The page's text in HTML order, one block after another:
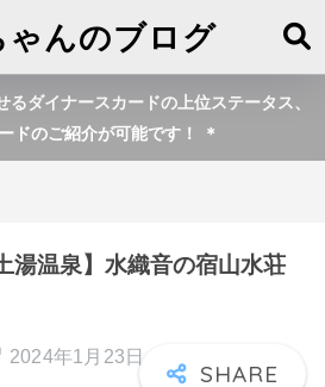
ゃんのブログ
るダイナースカードの上位ステータス、
ドのご紹介が可能です！ ＊
湯温泉】水織音の宿山水荘
2024年1月23日